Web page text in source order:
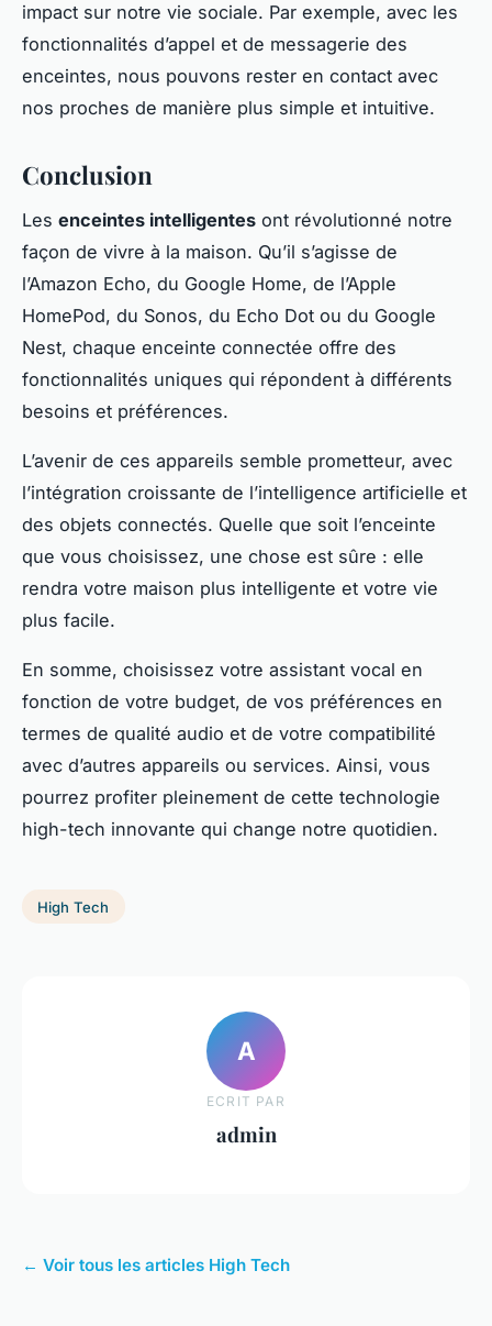
impact sur notre vie sociale. Par exemple, avec les
fonctionnalités d’appel et de messagerie des
enceintes, nous pouvons rester en contact avec
nos proches de manière plus simple et intuitive.
Conclusion
Les enceintes intelligentes ont révolutionné notre
façon de vivre à la maison. Qu’il s’agisse de
l’Amazon Echo, du Google Home, de l’Apple
HomePod, du Sonos, du Echo Dot ou du Google
Nest, chaque enceinte connectée offre des
fonctionnalités uniques qui répondent à différents
besoins et préférences.
L’avenir de ces appareils semble prometteur, avec
l’intégration croissante de l’intelligence artificielle et
des objets connectés. Quelle que soit l’enceinte
que vous choisissez, une chose est sûre : elle
rendra votre maison plus intelligente et votre vie
plus facile.
En somme, choisissez votre assistant vocal en
fonction de votre budget, de vos préférences en
termes de qualité audio et de votre compatibilité
avec d’autres appareils ou services. Ainsi, vous
pourrez profiter pleinement de cette technologie
high-tech innovante qui change notre quotidien.
High Tech
A
ECRIT PAR
admin
← Voir tous les articles High Tech